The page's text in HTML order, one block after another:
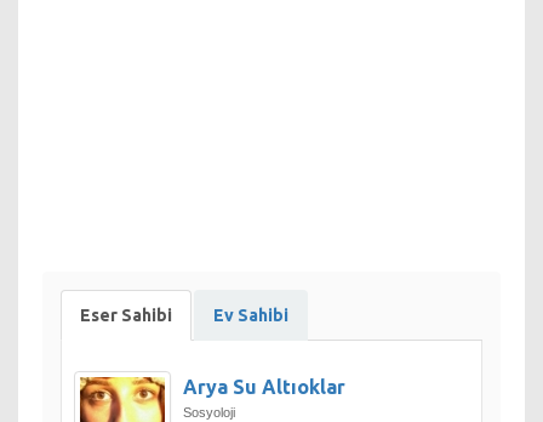
Eser Sahibi Ev Sahibi
Arya Su Altıoklar
Sosyoloji